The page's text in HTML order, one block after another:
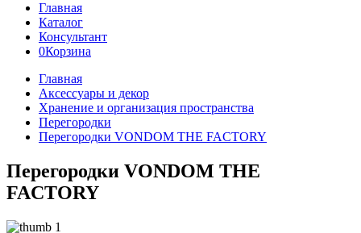
Главная
Каталог
Консультант
0Корзина
Главная
Аксессуары и декор
Хранение и организация пространства
Перегородки
Перегородки VONDOM THE FACTORY
Перегородки VONDOM THE
FACTORY